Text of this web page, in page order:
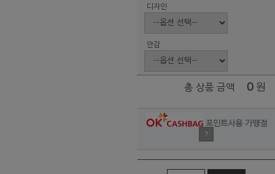
디자인
안감
총 상품 금액 0 원
포인트사용 가맹점
?